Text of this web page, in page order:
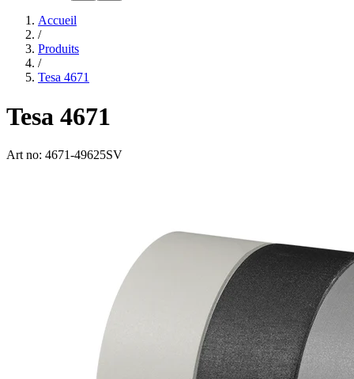
Accueil
/
Produits
/
Tesa 4671
Tesa 4671
Art no: 4671-49625SV